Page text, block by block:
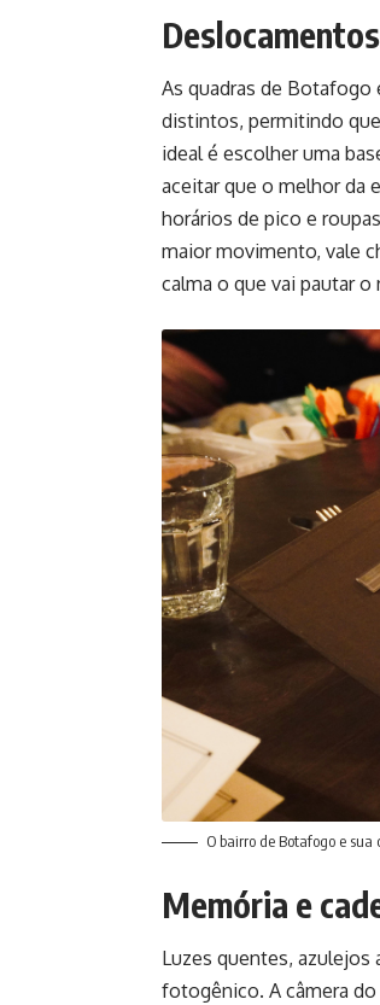
As quadras de Botafogo
distintos, permitindo
ideal é escolher uma
aceitar que o melhor da
horários de pico e
maior movimento, vale
calma o que vai pautar
O bairro de Botafogo e sua
Memória e
Luzes quentes, azulejos
fotogênico. A câmera